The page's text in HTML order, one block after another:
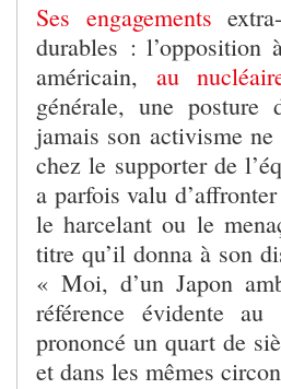
Ses engagements
durables : l’opposition
américain, au
générale, une posture
jamais son activisme
chez le supporter de
a parfois valu
le harcelant ou le
titre qu’il donna à son
« Moi, d’un Japon
référence évidente
prononcé un quart de
et dans les mêmes